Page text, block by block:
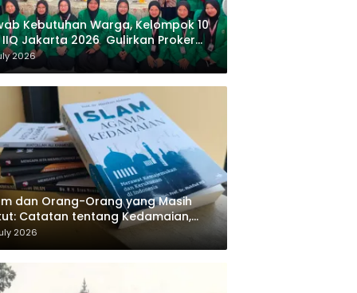
Kebutuhan Warga, Kelompok 10
IIQ Jakarta 2026 Gulirkan Proker
Al-Qur’an di Sukamanah
2026
dan Orang-Orang yang Masih
Catatan tentang Kedamaian,
dan Negara dalam
Masykuri Abdillah
2026